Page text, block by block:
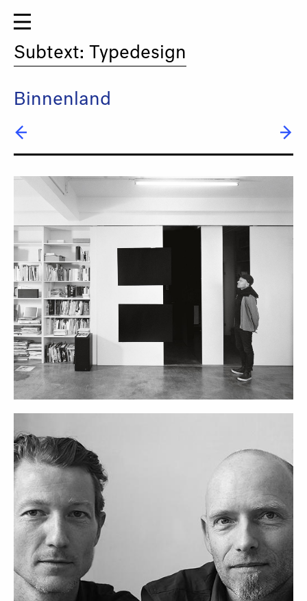
Subtext: Typedesign
Binnenland
→ Paul Busk